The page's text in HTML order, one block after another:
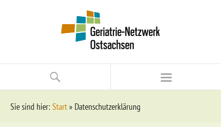
Sie sind hier: Start» Datenschutzerklärung